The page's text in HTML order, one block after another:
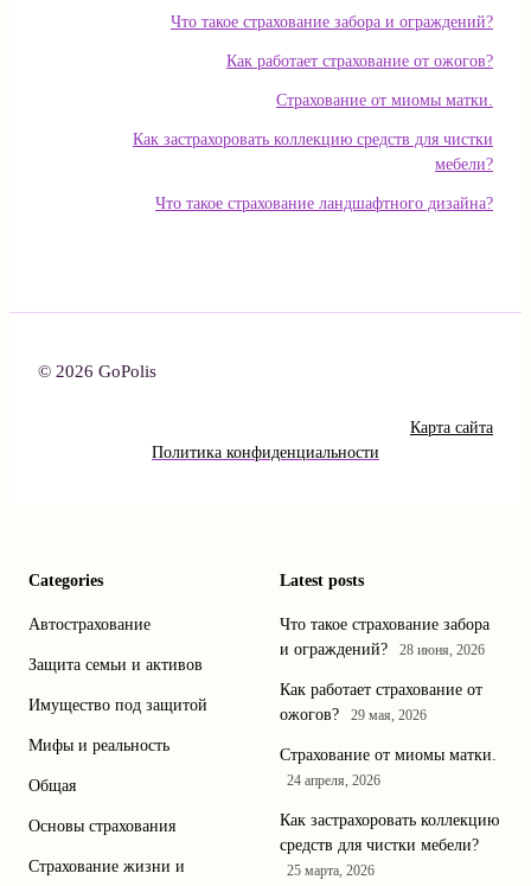
Что такое страхование забора и ограждений?
Как работает страхование от ожогов?
Страхование от миомы матки.
Как застрахоровать коллекцию средств для чистки
мебели?
Что такое страхование ландшафтного дизайна?
© 2026 GoPolis
Карта сайта
Политика конфиденциальности
Categories
Автострахование
Защита семьи и активов
Имущество под защитой
Мифы и реальность
Общая
Основы страхования
Страхование жизни и
Latest posts
Что такое страхование забора
и ограждений?
28 июня, 2026
Как работает страхование от
ожогов?
29 мая, 2026
Страхование от миомы матки.
24 апреля, 2026
Как застрахоровать коллекцию
средств для чистки мебели?
25 марта, 2026